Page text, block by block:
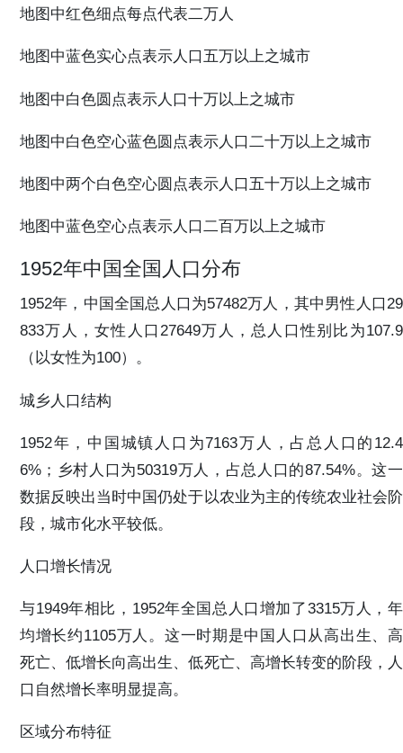
地图中红色细点每点代表二万人
地图中蓝色实心点表示人口五万以上之城市
地图中白色圆点表示人口十万以上之城市
地图中白色空心蓝色圆点表示人口二十万以上之城市
地图中两个白色空心圆点表示人口五十万以上之城市
地图中蓝色空心点表示人口二百万以上之城市
1952年中国全国人口分布
1952年，中国全国总人口为57482万人，其中男性人口29
833万人，女性人口27649万人，总人口性别比为107.9
（以女性为100）。
城乡人口结构
1952年，中国城镇人口为7163万人，占总人口的12.4
6%；乡村人口为50319万人，占总人口的87.54%。这一
数据反映出当时中国仍处于以农业为主的传统农业社会阶
段，城市化水平较低。
人口增长情况
与1949年相比，1952年全国总人口增加了3315万人，年
均增长约1105万人。这一时期是中国人口从高出生、高
死亡、低增长向高出生、低死亡、高增长转变的阶段，人
口自然增长率明显提高。
区域分布特征